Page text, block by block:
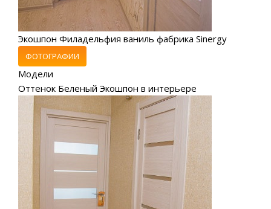
Экошпон Филадельфия ваниль фабрика Sinergy
ФОТОГРАФИИ
Модели
Оттенок Беленый Экошпон в интерьере